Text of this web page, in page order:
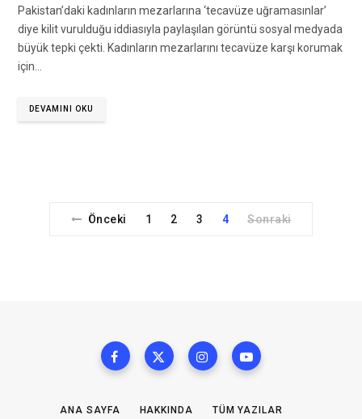
Pakistan’daki kadınların mezarlarına ‘tecavüze uğramasınlar’
diye kilit vurulduğu iddiasıyla paylaşılan görüntü sosyal medyada
büyük tepki çekti. Kadınların mezarlarını tecavüze karşı korumak
için…
DEVAMINI OKU
Önceki 1 2 3 4 Sonraki
ANA SAYFA HAKKINDA TÜM YAZILAR